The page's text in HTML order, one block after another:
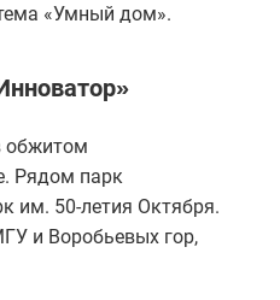
«Умный дом».
обжитом
Рядом парк
им. 50-летия Октября.
и Воробьевых гор,